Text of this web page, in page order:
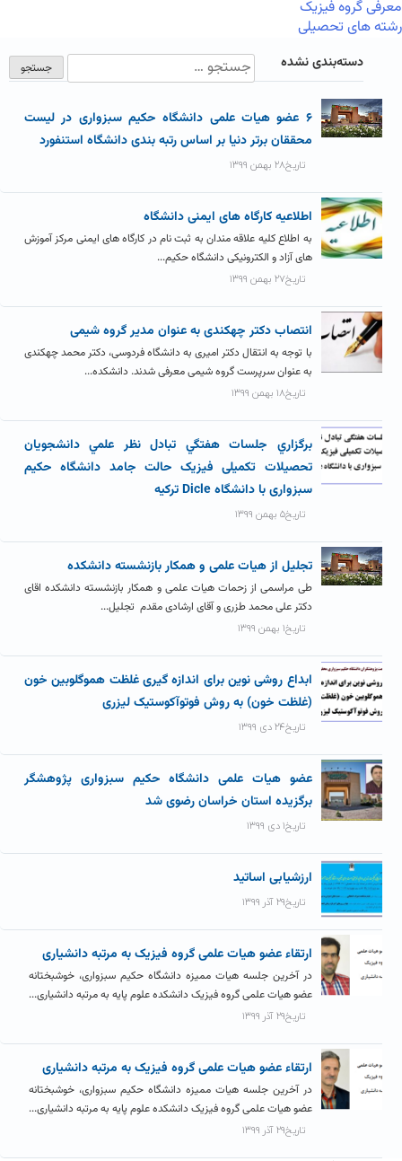
معرفی گروه فیزیک
رشته های تحصیلی
دسته‌بندی نشده
۶ عضو هیات علمی دانشگاه حکیم سبزواری در لیست
محققان برتر دنیا بر اساس رتبه بندی دانشگاه استنفورد
تاریخ۲۸ بهمن ۱۳۹۹
اطلاعیه کارگاه های ایمنی دانشگاه
به اطلاع کلیه علاقه مندان به ثبت نام در کارگاه های ایمنی مرکز آموزش
های آزاد و الکترونیکی دانشگاه حکیم...
تاریخ۲۷ بهمن ۱۳۹۹
انتصاب دکتر چهکندی به عنوان مدیر گروه شیمی
با توجه به انتقال دکتر امیری به دانشگاه فردوسی، دکتر محمد چهکندی
به عنوان سرپرست گروه شیمی معرفی شدند. دانشکده...
تاریخ۱۸ بهمن ۱۳۹۹
برگزاري جلسات هفتگي تبادل نظر علمي دانشجویان
تحصیلات تکمیلی فیزیک حالت جامد دانشگاه حکیم
سبزواری با دانشگاه Dicle ترکيه
تاریخ۵ بهمن ۱۳۹۹
تجلیل از هیات علمی و همکار بازنشسته دانشکده
طی مراسمی از زحمات هیات علمی و همکار بازنشسته دانشکده اقای
دکتر علی محمد طزری و آقای ارشادی مقدم تجلیل...
تاریخ۱ بهمن ۱۳۹۹
ابداع روشی نوین برای اندازه گیری غلظت هموگلوبین خون
(غلظت خون) به روش فوتوآکوستیک لیزری
تاریخ۲۴ دی ۱۳۹۹
عضو هیات علمی دانشگاه حکیم سبزواری پژوهشگر
برگزیده استان خراسان رضوی شد
تاریخ۱ دی ۱۳۹۹
ارزشیابی اساتید
تاریخ۲۹ آذر ۱۳۹۹
ارتقاء عضو هیات علمی گروه فیزیک به مرتبه دانشیاری
در آخرین جلسه هیات ممیزه دانشگاه حکیم سبزواری، خوشبختانه
عضو هیات علمی گروه فیزیک دانشکده علوم پایه به مرتبه دانشیاری...
تاریخ۲۹ آذر ۱۳۹۹
ارتقاء عضو هیات علمی گروه فیزیک به مرتبه دانشیاری
در آخرین جلسه هیات ممیزه دانشگاه حکیم سبزواری، خوشبختانه
عضو هیات علمی گروه فیزیک دانشکده علوم پایه به مرتبه دانشیاری...
تاریخ۲۹ آذر ۱۳۹۹